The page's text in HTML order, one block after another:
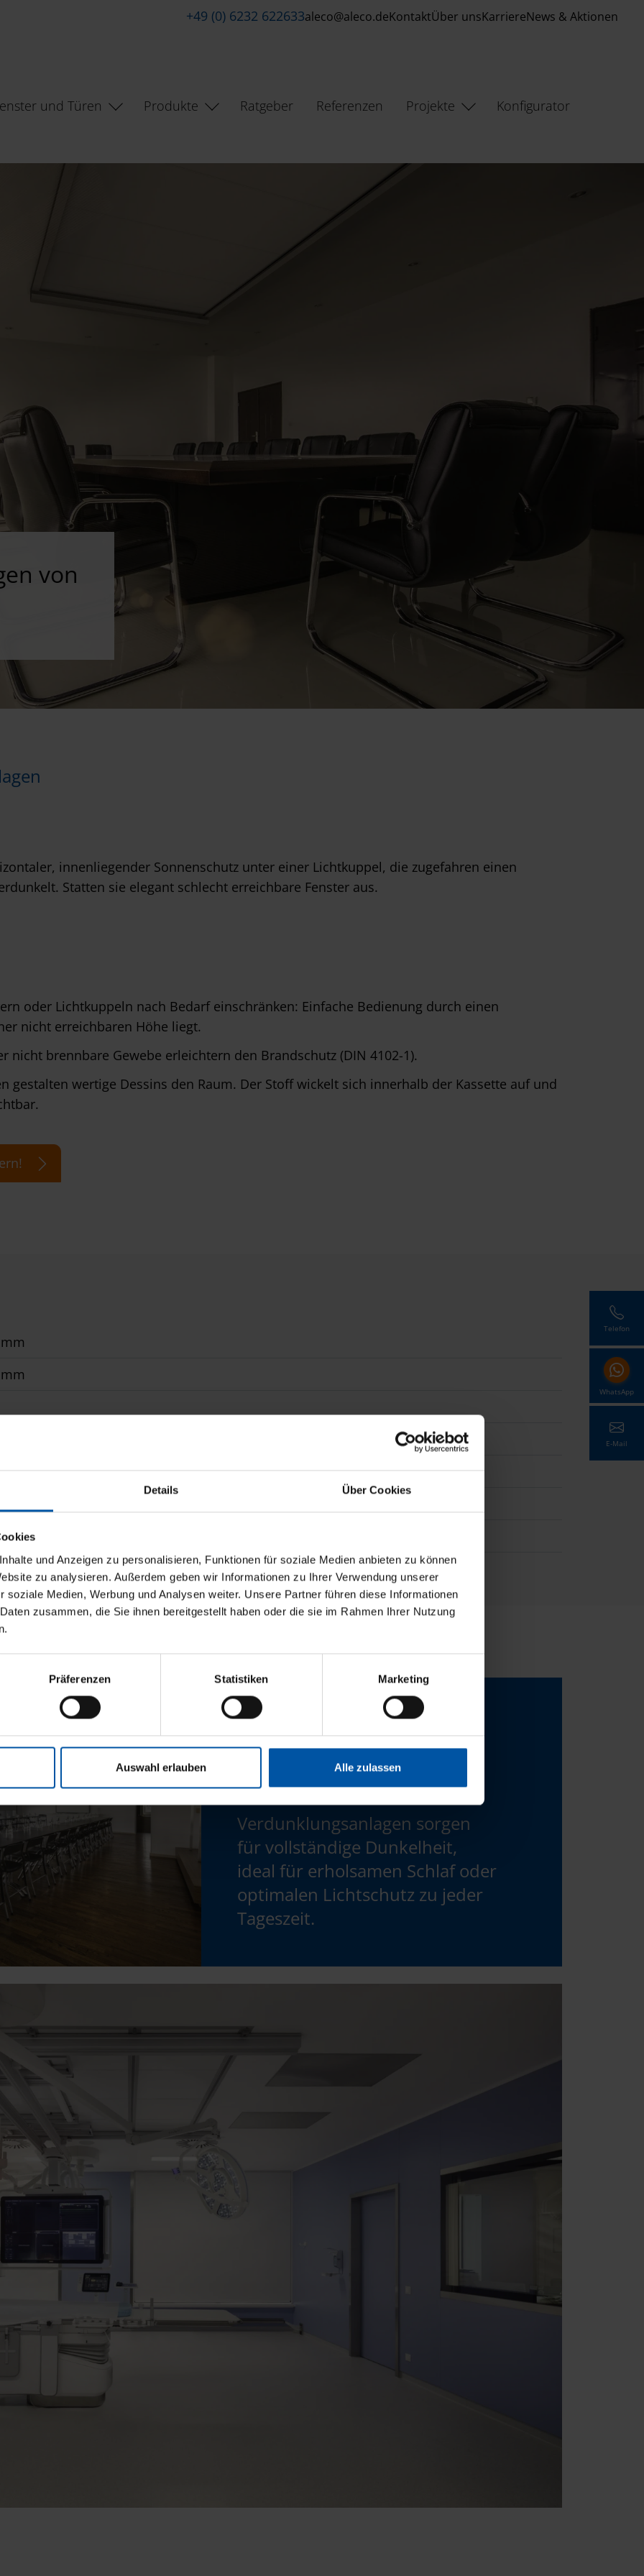
Details Über Cookies
und Anzeigen zu personalisieren, Funktionen für soziale Medien anbieten zu können
zu analysieren. Außerdem geben wir Informationen zu Ihrer Verwendung unserer
soziale Medien, Werbung und Analysen weiter. Unsere Partner führen diese Informationen
zusammen, die Sie ihnen bereitgestellt haben oder die sie im Rahmen Ihrer Nutzung
Präferenzen Statistiken Marketing
Auswahl erlauben Alle zulassen
+49 (0) 6232 622633aleco@aleco.deKontaktÜber unsKarriereNews & Aktionen
und Türen
Produkte Ratgeber Referenzen Projekte Konfigurator
von
innenliegender Sonnenschutz unter einer Lichtkuppel, die zugefahren einen
Statten sie elegant schlecht erreichbare Fenster aus.
oder Lichtkuppeln nach Bedarf einschränken: Einfache Bedienung durch einen
nicht erreichbaren Höhe liegt.
nicht brennbare Gewebe erleichtern den Brandschutz (DIN 4102-1).
gestalten wertige Dessins den Raum. Der Stoff wickelt sich innerhalb der Kassette auf und
Textilgewebe
Verdunklungsanlagen sorgen
für vollständige Dunkelheit,
ideal für erholsamen Schlaf oder
optimalen Lichtschutz zu jeder
Tageszeit.
Telefon
WhatsApp
E-Mail